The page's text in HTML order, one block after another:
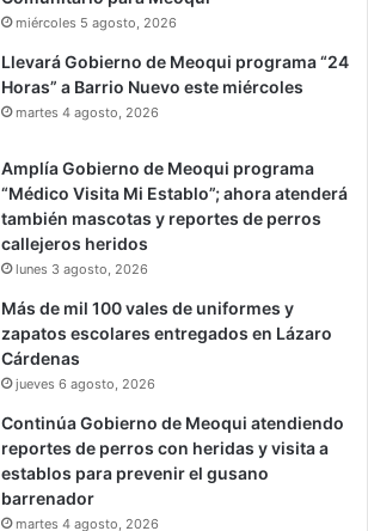
miércoles 5 agosto, 2026
Llevará Gobierno de Meoqui programa “24
Horas” a Barrio Nuevo este miércoles
martes 4 agosto, 2026
Amplía Gobierno de Meoqui programa
“Médico Visita Mi Establo”; ahora atenderá
también mascotas y reportes de perros
callejeros heridos
lunes 3 agosto, 2026
Más de mil 100 vales de uniformes y
zapatos escolares entregados en Lázaro
Cárdenas
jueves 6 agosto, 2026
Continúa Gobierno de Meoqui atendiendo
reportes de perros con heridas y visita a
establos para prevenir el gusano
barrenador
martes 4 agosto, 2026